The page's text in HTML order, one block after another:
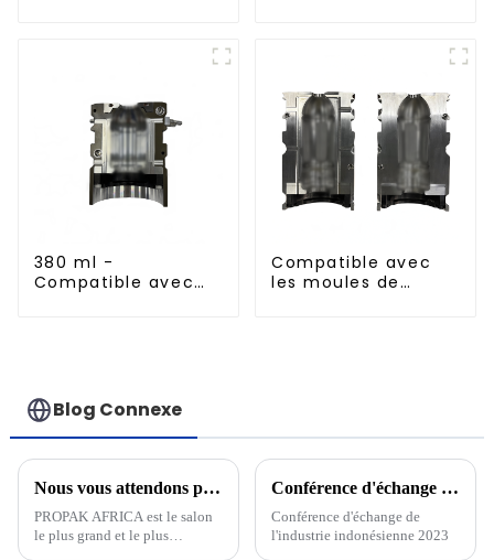
380 ml -
Compatible avec
Compatible avec
les moules de
Blog Connexe
Nous vous attendons pour nous rendre visite à PROPAK AFRICA 2025 en Afrique du Sud
PROPAK AFRICA est le salon
le plus grand et le plus
Conférence d'échange de l'industrie indonésienne 2023
Conférence d'échange de
l'industrie indonésienne 2023